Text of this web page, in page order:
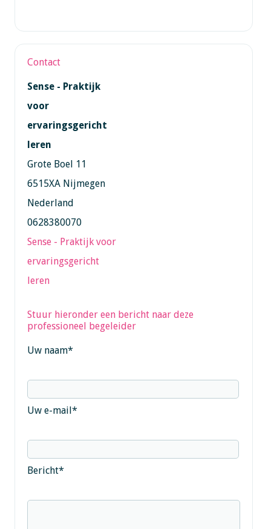
Contact
Sense - Praktijk
voor
ervaringsgericht
leren
Grote Boel 11
6515XA Nijmegen
Nederland
0628380070
Sense - Praktijk voor
ervaringsgericht
leren
Stuur hieronder een bericht naar deze
professioneel begeleider
Uw naam*
Uw e-mail*
Bericht*